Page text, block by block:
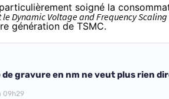
soigné la
le Dynamic Voltage and Frequency
génération de TSMC.
gravure en nm ne veut plus rien
09h29